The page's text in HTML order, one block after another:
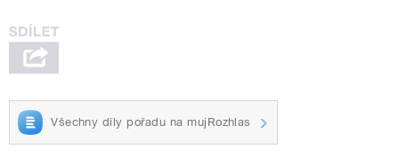
Všechny díly pořadu na mujRozhlas